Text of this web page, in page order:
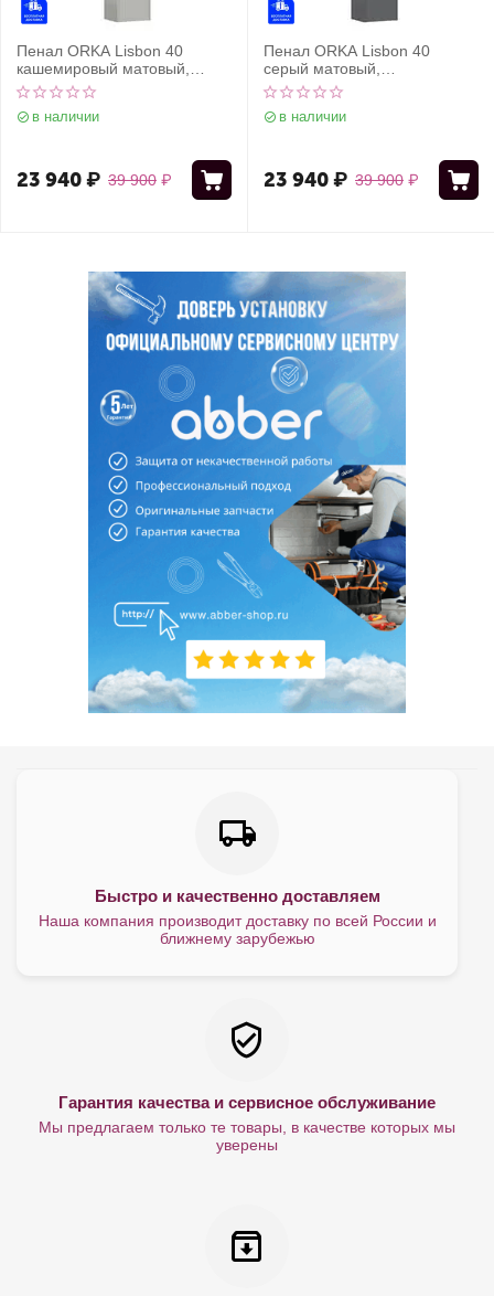
Пенал ORKA Lisbon 40
кашемировый матовый,
универсальный
в наличии
39 900 ₽
23 940₽
Пенал ORKA Lisbon 40
серый матовый,
универсальный
в наличии
39 900 ₽
23 940₽
Быстро и качественно доставляем
Наша компания производит доставку по всей России и
ближнему зарубежью
Гарантия качества и сервисное обслуживание
Мы предлагаем только те товары, в качестве которых мы
уверены